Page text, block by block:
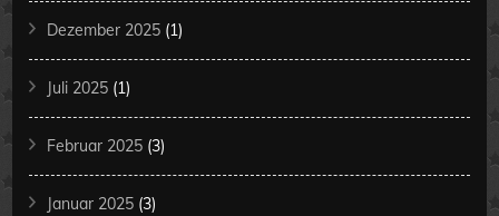
Dezember 2025 (1)
Juli 2025 (1)
Februar 2025 (3)
Januar 2025 (3)